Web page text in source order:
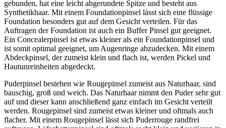
gebunden, hat eine leicht abgerundete Spitze und besteht aus
Synthetikhaar. Mit einem Foundationpinsel lässt sich eine flüssige
Foundation besonders gut auf dem Gesicht verteilen. Für das
Auftragen der Foundation ist auch ein Buffer Pinsel gut geeignet.
Ein Concealerpinsel ist etwas kleiner als ein Foundationpinsel und
ist somit optimal geeignet, um Augenringe abzudecken. Mit einem
Abdeckpinsel, der zumeist klein und flach ist, werden Pickel und
Hautunreinheiten abgedeckt.
Puderpinsel bestehen wie Rougepinsel zumeist aus Naturhaar, sind
bauschig, groß und weich. Das Naturhaar nimmt den Puder sehr gut
auf und dieser kann anschließend ganz einfach im Gesicht verteilt
werden. Rougepinsel sind zumeist etwas kleiner und oftmals auch
flacher. Mit einem Rougepinsel lässt sich Puderrouge randfrei